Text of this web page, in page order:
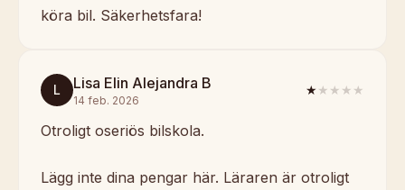
köra bil. Säkerhetsfara!
L Lisa Elin Alejandra B
14 feb. 2026
★★★★★
Otroligt oseriös bilskola.
Lägg inte dina pengar här. Läraren är otroligt